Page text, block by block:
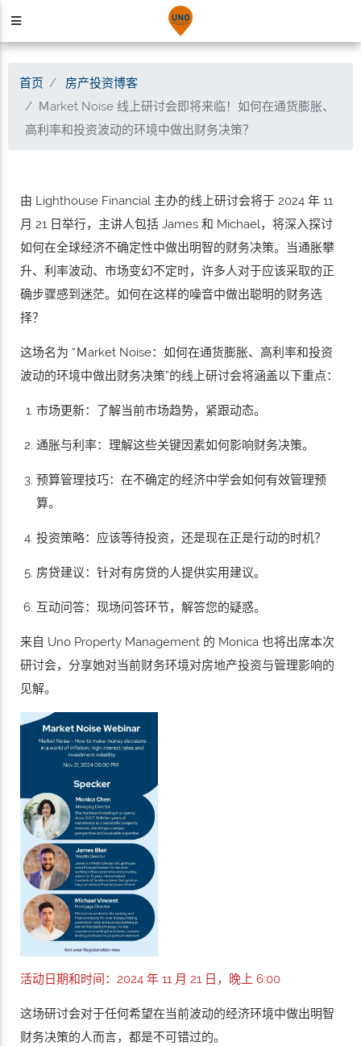
首页
房产投资博客
Ｍarket Noise 线上研讨会即将来临！如何在通货膨胀、
高利率和投资波动的环境中做出财务决策？
由 Lighthouse Financial 主办的线上研讨会将于 2024 年 11
月 21 日举行，主讲人包括 James 和 Michael，将深入探讨
如何在全球经济不确定性中做出明智的财务决策。当通胀攀
升、利率波动、市场变幻不定时，许多人对于应该采取的正
确步骤感到迷茫。如何在这样的噪音中做出聪明的财务选
择？
这场名为 “Ｍarket Noise：如何在通货膨胀、高利率和投资
波动的环境中做出财务决策”的线上研讨会将涵盖以下重点：
市场更新：了解当前市场趋势，紧跟动态。
通胀与利率：理解这些关键因素如何影响财务决策。
预算管理技巧：在不确定的经济中学会如何有效管理预
算。
投资策略：应该等待投资，还是现在正是行动的时机？
房贷建议：针对有房贷的人提供实用建议。
互动问答：现场问答环节，解答您的疑惑。
来自 Uno Property Management 的 Monica 也将出席本次
研讨会，分享她对当前财务环境对房地产投资与管理影响的
见解。
活动日期和时间：2024 年 11 月 21 日，晚上 6:00
这场研讨会对于任何希望在当前波动的经济环境中做出明智
财务决策的人而言，都是不可错过的。